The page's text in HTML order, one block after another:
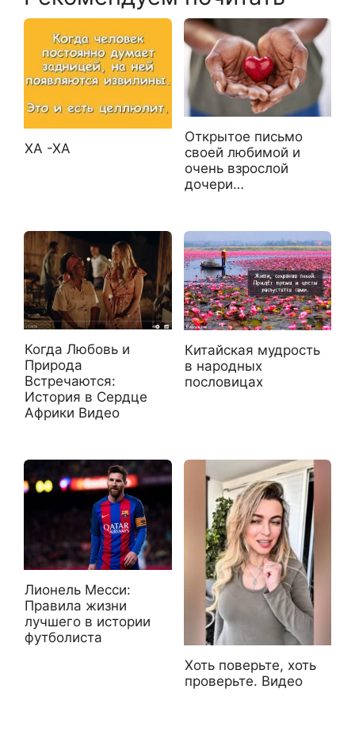
ХА -ХА
Открытое письмо
своей любимой и
очень взрослой
дочери…
Когда Любовь и
Природа
Встречаются:
История в Сердце
Африки Видео
Китайская мудрость
в народных
пословицах
Лионель Месси:
Правила жизни
лучшего в истории
футболиста
Хоть поверьте, хоть
проверьте. Видео